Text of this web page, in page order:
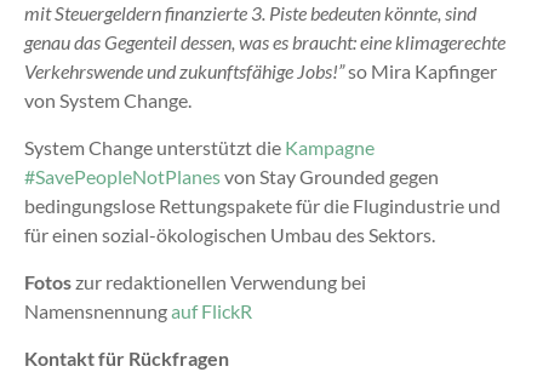
mit Steuergeldern finanzierte 3. Piste bedeuten könnte, sind
genau das Gegenteil dessen, was es braucht: eine klimagerechte
Verkehrswende und zukunftsfähige Jobs!”so Mira Kapfinger
von System Change.
System Change unterstützt die Kampagne
#SavePeopleNotPlanesvon Stay Grounded gegen
bedingungslose Rettungspakete für die Flugindustrie und
für einen sozial-ökologischen Umbau des Sektors.
Fotoszur redaktionellen Verwendung bei
Namensnennungauf FlickR
Kontakt für Rückfragen